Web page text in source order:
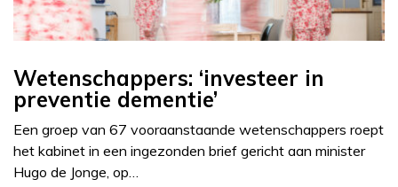
Wetenschappers: ‘investeer in
preventie dementie’
Een groep van 67 vooraanstaande wetenschappers roept
het kabinet in een ingezonden brief gericht aan minister
Hugo de Jonge, op…